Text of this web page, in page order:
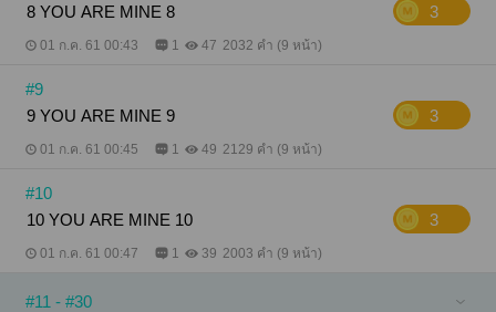
8 YOU ARE MINE 8
3
01 ก.ค. 61 00:43 1 47 2032 คำ (9 หน้า)
#9
9 YOU ARE MINE 9
3
01 ก.ค. 61 00:45 1 49 2129 คำ (9 หน้า)
#10
10 YOU ARE MINE 10
3
01 ก.ค. 61 00:47 1 39 2003 คำ (9 หน้า)
#11 - #30